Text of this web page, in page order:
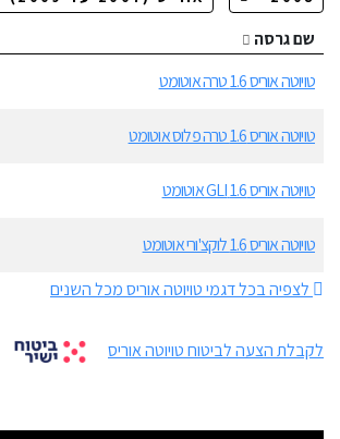
שם גרסה
טויוטה אוריס 1.6 טרה אוטומט
טויוטה אוריס 1.6 טרה פלוס אוטומט
טויוטה אוריס 1.6 GLI אוטומט
טויוטה אוריס 1.6 לוקצ'ורי אוטומט
לצפיה בכל דגמי טויוטה אוריס מכל השנים
לקבלת הצעה לביטוח טויוטה אוריס